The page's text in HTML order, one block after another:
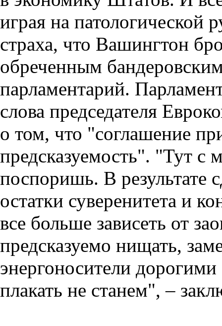
играя на патологической
страха, что Вашингтон
обреченным
парламентарий.
слова председателя
о том, что "соглашение
предсказуемость". "Тут с
поспоришь. В результате
остатки суверенитета и
все больше зависеть от
предсказуемо нищать,
энергоносители
плакать не станем", –